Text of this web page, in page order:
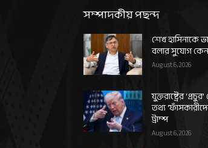
সম্পাদকীয় পছন্দ
শেখ হাসিনাকে
বলার সুযোগ কেন
August 6, 2026
যুক্তরাষ্ট্রের
তথ্য
ট্রাম্প
August 6, 2026